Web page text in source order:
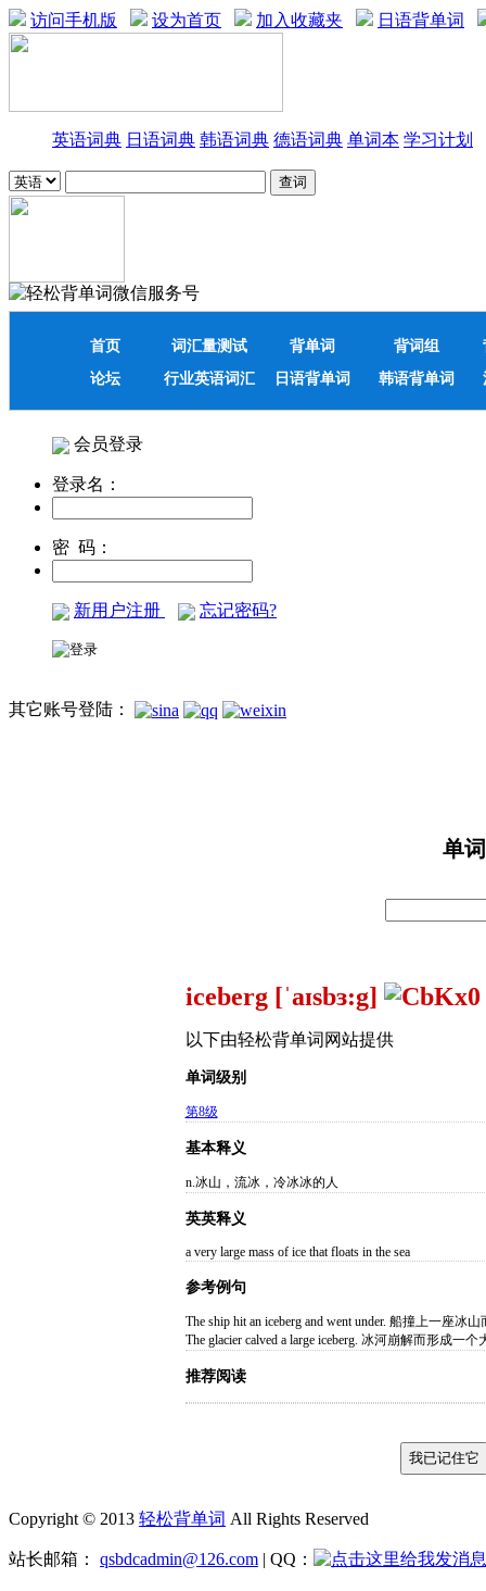
访问手机版 设为首页 加入收藏夹 日语背单词
英语词典 日语词典 韩语词典 德语词典 单词本 学习计划
首页 词汇量测试 背单词 背词组
论坛
行业英语词汇 日语背单词 韩语背单词
会员登录
登录名：
密 码：
新用户注册 忘记密码?
其它账号登陆：
单
iceberg [ˈaɪsbɜ:g]
以下由轻松背单词网站提供
单词级别
第8级
基本释义
n.冰山，流冰，冷冰冰的人
英英释义
a very large mass of ice that floats in the sea
参考例句
The ship hit an iceberg and went under. 船撞上一座冰
The glacier calved a large iceberg. 冰河崩解而形成一个
推荐阅读
Copyright © 2013 轻松背单词 All Rights Reserved
站长邮箱： qsbdcadmin@126.com | QQ：